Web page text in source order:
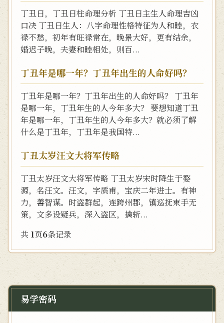
丁丑日，丁丑日柱命理分析 丁丑日主生人命理吉凶
口决 丁丑日生人：八字命理性格特征为人和睦，衣
禄不愁，初年有旺禄常在，晚景大好，更有结余，
婚迟子晚，夫妻和睦相处，则百...
丁丑年是哪一年？丁丑年出生的人命好吗？
丁丑年是哪一年？丁丑年出生的人命好吗？ 丁丑年
是哪一年，丁丑年生的人今年多大？ 要想知道丁丑
年是哪一年，丁丑年生的人今年多大？就必须了解
什么是丁丑年，丁丑年是我国特...
丁丑太岁汪文大将军传略
丁丑太岁汪文大将军传略 丁丑太岁宋时降生于婺
源，名汪文。汪文，字质甫，宝庆二年进士。有神
力，善智谋。时盗群起，连跨州郡，镇巡抚束手无
策，文多设疑兵，深入盗区，擒斩...
共 1页6条记录
易学密码